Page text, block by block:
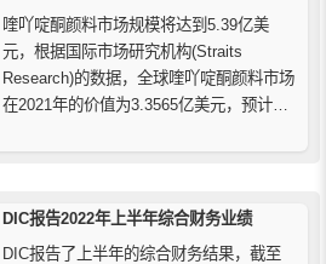
喹吖啶酮颜料市场规模将达到5.39亿美
元，根据国际市场研究机构(Straits
Research)的数据，全球喹吖啶酮颜料市场
在2021年的价值为3.3565亿美元，预计到
(2022-2030年)，市场预计将以6.1%的复合
DIC报告2022年上半年综合财务业绩
DIC报告了上半年的综合财务结果，截至